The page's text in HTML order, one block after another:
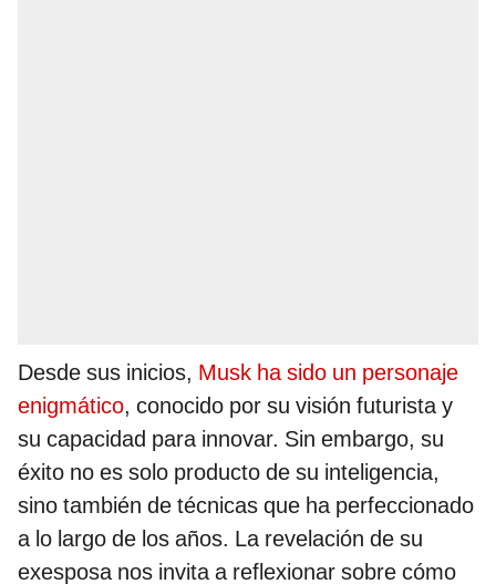
Desde sus inicios, Musk ha sido un personaje
enigmático, conocido por su visión futurista y
su capacidad para innovar. Sin embargo, su
éxito no es solo producto de su inteligencia,
sino también de técnicas que ha perfeccionado
a lo largo de los años. La revelación de su
exesposa nos invita a reflexionar sobre cómo